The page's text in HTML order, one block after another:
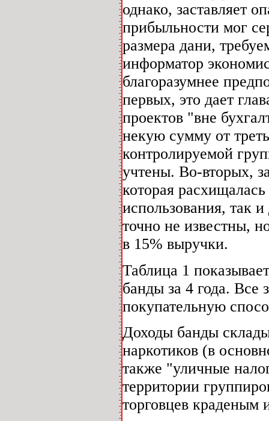
однако, заставляет
прибыльности мог
размера дани,
информатор
благоразумнее
первых, это дает
проектов "вне
некую сумму от
контролируемой
учтены. Во-вторых,
которая
использования, так
точно не известны,
в 15% выручки.
Таблица 1
банды за 4 года. Все
покупательную
Доходы банды
наркотиков (в
также "уличные
территории
торговцев краденым